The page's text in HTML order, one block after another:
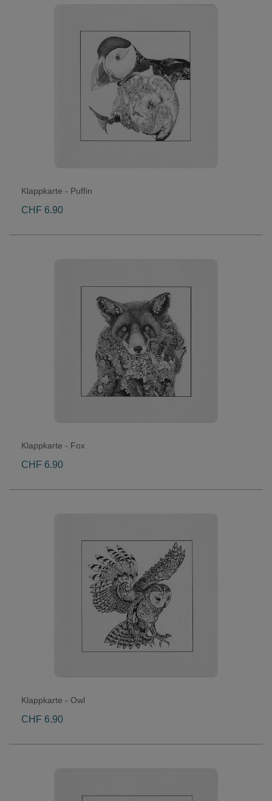
Klappkarte - Puffin
CHF 6.90
Klappkarte - Fox
CHF 6.90
Klappkarte - Owl
CHF 6.90